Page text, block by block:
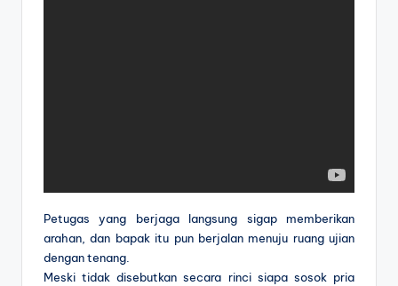
Petugas yang berjaga langsung sigap memberikan
arahan, dan bapak itu pun berjalan menuju ruang ujian
dengan tenang.
Meski tidak disebutkan secara rinci siapa sosok pria